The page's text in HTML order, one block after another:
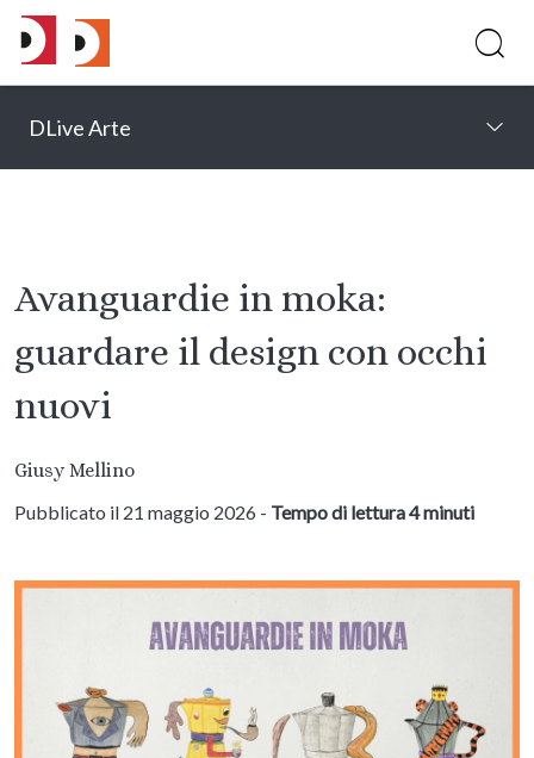
DLive Arte
Avanguardie in moka:
guardare il design con occhi
nuovi
Giusy Mellino
Pubblicato il 21 maggio 2026 - Tempo di lettura 4 minuti